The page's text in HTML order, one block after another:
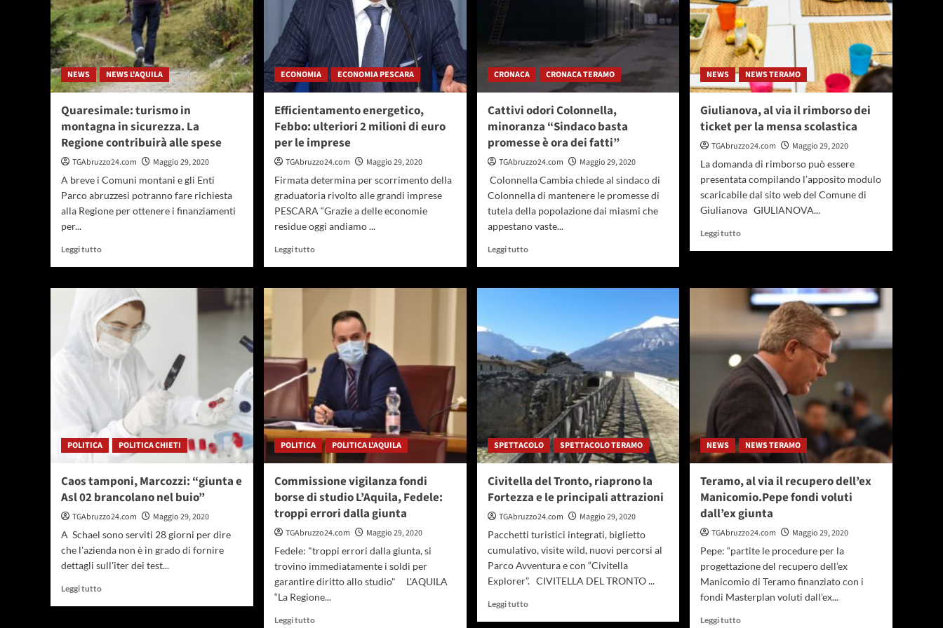
NEWS NEWS L'AQUILA
Quaresimale: turismo in
montagna in sicurezza. La
Regione contribuirà alle spese
TGAbruzzo24.com
Maggio 29, 2020
A breve i Comuni montani e gli Enti
Parco abruzzesi potranno fare richiesta
alla Regione per ottenere i finanziamenti
per...
Leggi tuttoLeggi
su
Quaresimale:
turismo
in
montagna
in
sicurezza.
contribuirà
alle
ECONOMIA ECONOMIA PESCARA
Efficientamento energetico,
Febbo: ulteriori 2 milioni di euro
per le imprese
TGAbruzzo24.com
Maggio 29, 2020
Firmata determina per scorrimento della
graduatoria rivolto alle grandi imprese
PESCARA “Grazie a delle economie
residue oggi andiamo ...
Leggi tuttoLeggi
su
energetico,
Febbo:
ulteriori
milioni
di
euro
per
le
imprese
CRONACA CRONACA TERAMO
Cattivi odori Colonnella,
minoranza “Sindaco basta
promesse è ora dei fatti”
TGAbruzzo24.com
Maggio 29, 2020
Colonnella Cambia chiede al sindaco di
Colonnella di mantenere le promesse di
tutela della popolazione dai miasmi che
appestano vaste...
Leggi tuttoLeggi
su
“Sindaco
basta
promesse
è
ora
dei
fatti”
NEWS NEWS TERAMO
Giulianova, al via il rimborso dei
ticket per la mensa scolastica
TGAbruzzo24.com
Maggio 29, 2020
La domanda di rimborso può essere
presentata compilando l’apposito modulo
scaricabile dal sito web del Comune di
Giulianova GIULIANOVA...
Leggi tuttoLeggi
via
rimborso
dei
ticket
per
scolastica
POLITICA POLITICA CHIETI
Caos tamponi, Marcozzi: “giunta e
Asl 02 brancolano nel buio”
TGAbruzzo24.com
Maggio 29, 2020
A Schael sono serviti 28 giorni per dire
che l'azienda non è in grado di fornire
dettagli sull'iter dei test...
Leggi tuttoLeggi
POLITICA POLITICA L'AQUILA
Commissione vigilanza fondi
borse di studio L’Aquila, Fedele:
troppi errori dalla giunta
TGAbruzzo24.com
Maggio 29, 2020
Fedele: "troppi errori dalla giunta, si
trovino immediatamente i soldi per
garantire diritto allo studio" L'AQUILA
“La Regione...
Leggi tuttoLeggi
SPETTACOLO SPETTACOLO TERAMO
Civitella del Tronto, riaprono la
Fortezza e le principali attrazioni
TGAbruzzo24.com
Maggio 29, 2020
Pacchetti turistici integrati, biglietto
cumulativo, visite wild, nuovi percorsi al
Parco Avventura e con “Civitella
Explorer”. CIVITELLA DEL TRONTO ...
Leggi tuttoLeggi
NEWS NEWS TERAMO
Teramo, al via il recupero dell’ex
Manicomio.Pepe fondi voluti
dall’ex giunta
TGAbruzzo24.com
Maggio 29, 2020
Pepe: “partite le procedure per la
progettazione del recupero dell’ex
Manicomio di Teramo finanziato con i
fondi Masterplan voluti dall’ex...
Leggi tuttoLeggi